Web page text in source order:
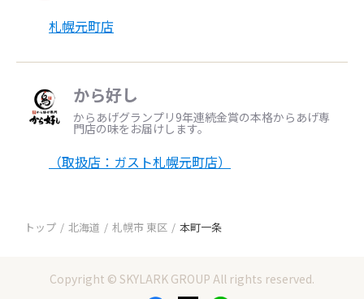
札幌元町店
から好し
からあげグランプリ9年連続金賞の本格からあげ専
門店の味をお届けします。
（取扱店：ガスト札幌元町店）
トップ 北海道 札幌市 東区 本町一条
Copyright © SKYLARK GROUP All rights reserved.